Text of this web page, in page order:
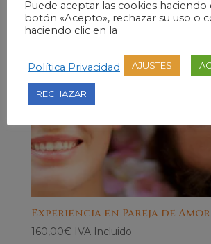
Experiencia en Pareja de
160,00€ IVA Incluido
Puede aceptar las cookies haciendo
botón «Acepto», rechazar su uso o
haciendo clic en la
Política Privacidad AJUSTES
RECHAZAR